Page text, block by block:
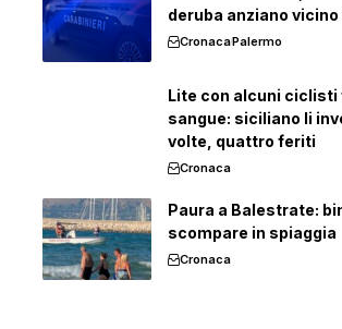
deruba anziano
CronacaPalermo
Lite con alcuni ciclisti
sangue: siciliano li
volte, quattro feriti
Cronaca
Paura a Balestrate:
scompare in spiaggia
Cronaca